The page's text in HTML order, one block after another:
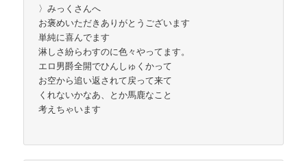
〉みっくさんへ
お褒めいただきありがとうございます
単純に喜んでます
淋しさ紛らわすのに色々やってます。
エロ男爵全開でひんしゅくかって
お空から追い返されて戻って来て
くれないかなあ、とか馬鹿なこと
考えちゃいます